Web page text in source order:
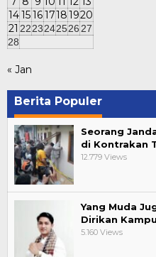
14151617181920
21 2223242526 27
28
« Jan
Berita Populer
Seorang
di Kontrakan
12.779 Views
Yang Muda
Dirikan
5.160 Views